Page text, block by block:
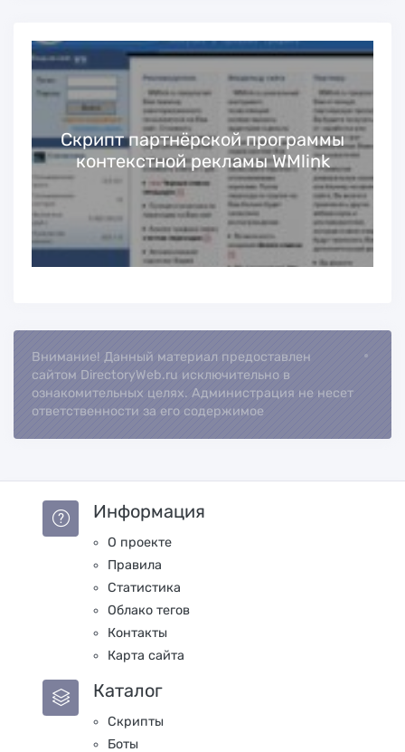
Скрипт партнёрской программы
контекстной рекламы WMlink
Loading...
Внимание! Данный материал предоставлен
сайтом DirectoryWeb.ru исключительно в
ознакомительных целях. Администрация не несет
ответственности за его содержимое
Информация
О проекте
Правила
Статистика
Облако тегов
Контакты
Карта сайта
Каталог
Скрипты
Боты